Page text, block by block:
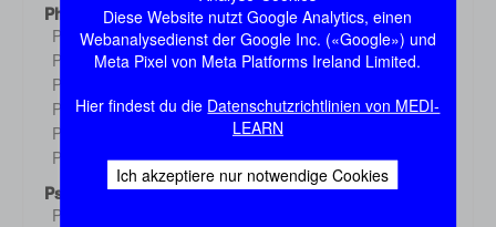
Diese Website nutzt Google Analytics, einen
Webanalysedienst der Google Inc. («Google») und
Meta Pixel von Meta Platforms Ireland Limited.
Hier findest du die Datenschutzrichtlinien von MEDI-
LEARN
Ich akzeptiere nur notwendige Cookies
Physiologie
Physiologie 1
Demo
Physiologie 2 Demo
Physiologie 3
Physiologie 4 Demo
Physiologie 5
Physiologie 6 Demo
Psychologie
Psychologie 1